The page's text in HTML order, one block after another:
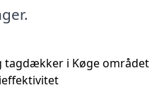
tagdækker i Køge området